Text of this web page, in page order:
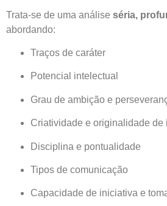
Trata-se de uma análise séria,
abordando:
Traços de caráter
Potencial intelectual
Grau de ambição e
Criatividade e originalidade de
Disciplina e pontualidade
Tipos de comunicação
Capacidade de iniciativa e